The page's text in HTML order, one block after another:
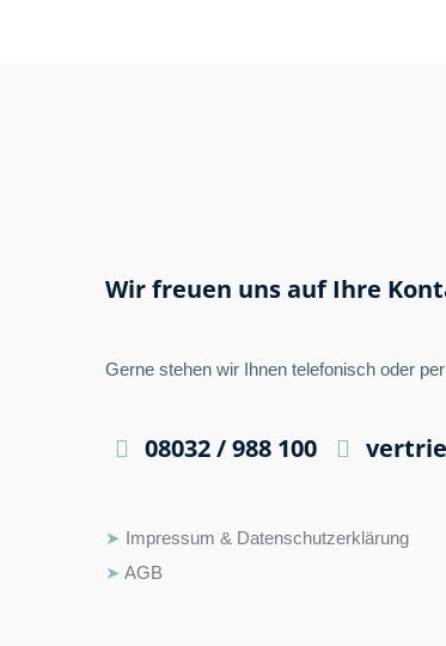
Wir freuen uns auf Ihre
Gerne stehen wir Ihnen telefonisch oder
08032 / 988 100
➤ Impressum & Datenschutzerklärung
➤ AGB